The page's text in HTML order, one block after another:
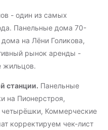
- один из самых
Панельные дома 70-
на Лёни Голикова,
рынок аренды -
жильцов.
станции. Панельные
на Пионерстроя,
Коммерческие
корректируем чек-лист